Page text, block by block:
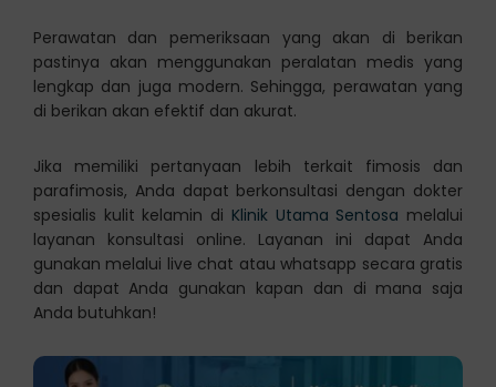
Perawatan dan pemeriksaan yang akan di berikan
pastinya akan menggunakan peralatan medis yang
lengkap dan juga modern. Sehingga, perawatan yang
di berikan akan efektif dan akurat.
Jika memiliki pertanyaan lebih terkait fimosis dan
parafimosis, Anda dapat berkonsultasi dengan dokter
spesialis kulit kelamin di Klinik Utama Sentosa melalui
layanan konsultasi online. Layanan ini dapat Anda
gunakan melalui live chat atau whatsapp secara gratis
dan dapat Anda gunakan kapan dan di mana saja
Anda butuhkan!